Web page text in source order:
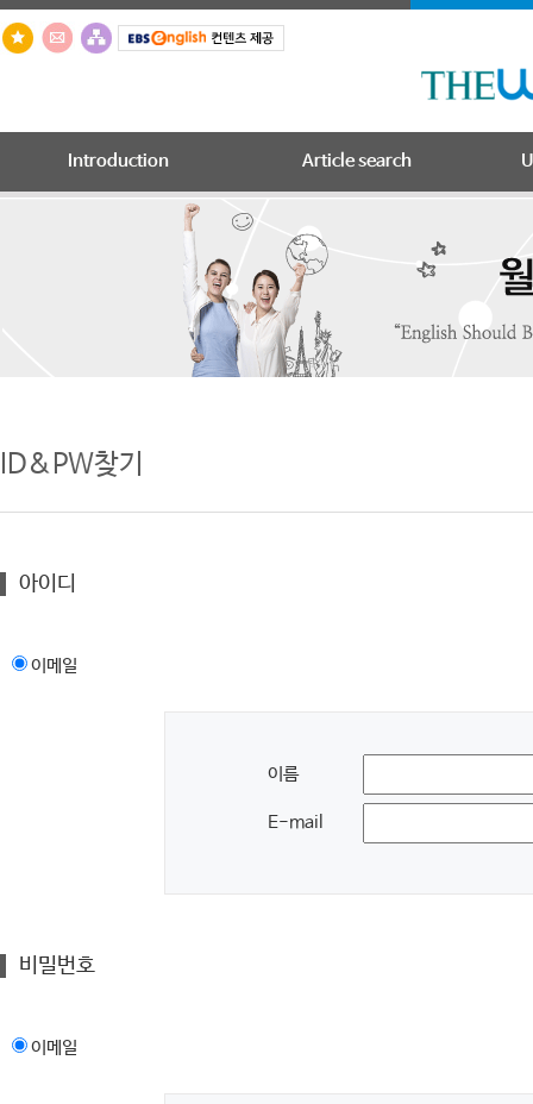
Introduction Article search
ID&PW찾기
아이디
이메일
이름
E-mail
비밀번호
이메일